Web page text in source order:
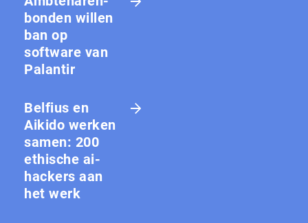
bon­den willen
ban op
software van
Palantir
Belfius en
Aikido werken
samen: 200
ethische ai-
hackers aan
het werk